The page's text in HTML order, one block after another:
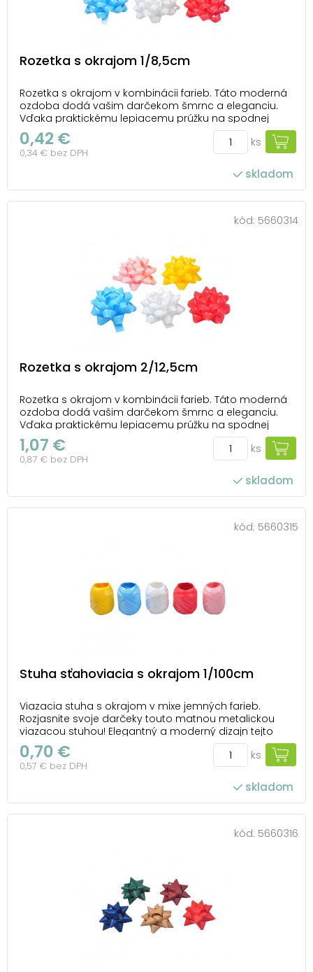
Rozetka s okrajom 1/8,5cm
Rozetka s okrajom v kombinácii farieb. Táto moderná
ozdoba dodá vašim darčekom šmrnc a eleganciu.
Vďaka praktickému lepiacemu prúžku na spodnej
strane ju môžete ľahko pripevniť na akúkoľvek
darčekovú krabičku. Ideálna na každú príležitosť, keď
chcete urobiť radosť a nezabudnuteľný dojem. Balen...
0,42 €
0,34 € bez DPH
ks
skladom
kód: 5660314
Rozetka s okrajom 2/12,5cm
Rozetka s okrajom v kombinácii farieb. Táto moderná
ozdoba dodá vašim darčekom šmrnc a eleganciu.
Vďaka praktickému lepiacemu prúžku na spodnej
strane ju môžete ľahko pripevniť na akúkoľvek
darčekovú krabičku. Ideálna na každú príležitosť, keď
chcete urobiť radosť a nezabudnuteľný dojem. Balen...
1,07 €
0,87 € bez DPH
ks
skladom
kód: 5660315
Stuha sťahoviacia s okrajom 1/100cm
Viazacia stuha s okrajom v mixe jemných farieb.
Rozjasnite svoje darčeky touto matnou metalickou
viazacou stuhou! Elegantný a moderný dizajn tejto
stuhy dodá vašim balíčkom luxusný nádych. Ľahko sa
viaže a jej jemný lesk vytvorí krásny kontrast s každým
obalom. Perfektný pre zvláštne príležitosti...
0,70 €
0,57 € bez DPH
ks
skladom
kód: 5660316